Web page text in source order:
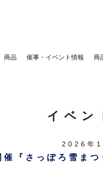
商品 催事・イベント情報 商
イベン
2026年1
『さっぽろ雪ま